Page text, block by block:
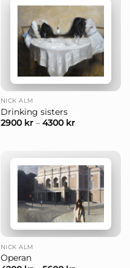
NICK ALM
Drinking sisters
2900 kr– 4300 kr
NICK ALM
Operan